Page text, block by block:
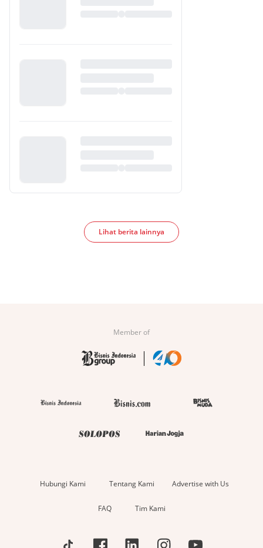
Lihat berita lainnya
Member of
Hubungi Kami Tentang Kami Advertise with Us
FAQ Tim Kami